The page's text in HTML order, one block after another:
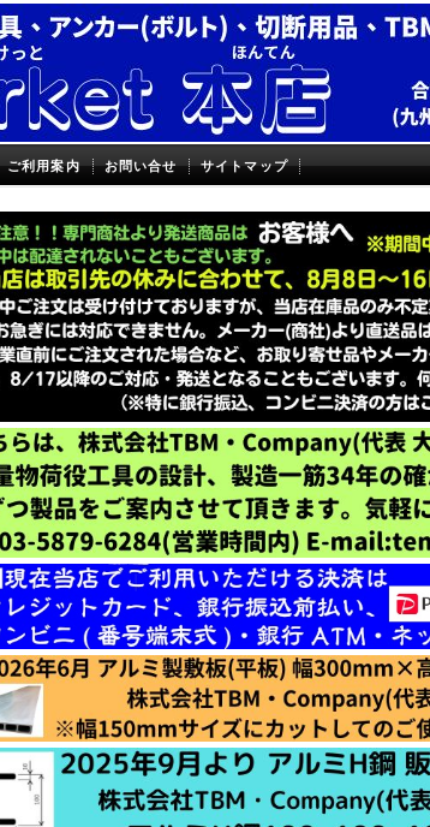
ご利用案内 お問い合せ サイトマップ